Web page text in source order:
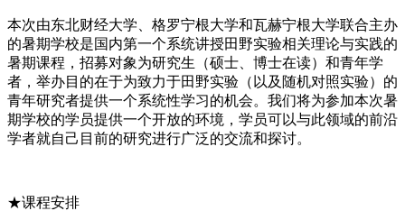
本次由东北财经大学、格罗宁根大学和瓦赫宁根大学联合主办
的暑期学校是国内第一个系统讲授田野实验相关理论与实践的
暑期课程，招募对象为研究生（硕士、博士在读）和青年学
者，举办目的在于为致力于田野实验（以及随机对照实验）的
青年研究者提供一个系统性学习的机会。我们将为参加本次暑
期学校的学员提供一个开放的环境，学员可以与此领域的前沿
学者就自己目前的研究进行广泛的交流和探讨。
★课程安排